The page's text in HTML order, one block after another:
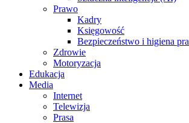
Prawo
Kadry
Księgowość
Bezpieczeństwo i higiena
Zdrowie
Motoryzacja
Edukacja
Media
Internet
Telewizja
Prasa